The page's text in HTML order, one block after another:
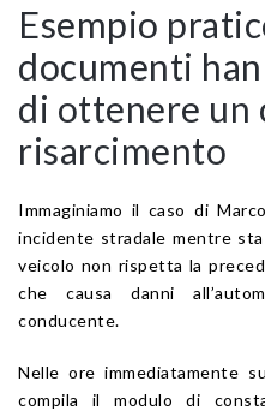
Esempio
documenti
di ottenere un
risarcimento
Immaginiamo il caso di
incidente stradale mentre
veicolo non rispetta la
che causa danni
conducente.
Nelle ore immediatamente
compila il modulo di